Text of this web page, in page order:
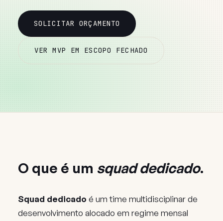
SOLICITAR ORÇAMENTO
VER MVP EM ESCOPO FECHADO
O que é um squad dedicado.
Squad dedicado é um time multidisciplinar de
desenvolvimento alocado em regime mensal